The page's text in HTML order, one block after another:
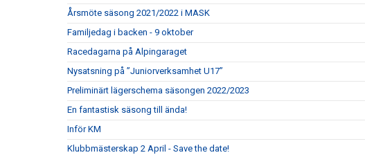
Årsmöte säsong 2021/2022 i MASK
Familjedag i backen - 9 oktober
Racedagarna på Alpingaraget
Nysatsning på ”Juniorverksamhet U17”
Preliminärt lägerschema säsongen 2022/2023
En fantastisk säsong till ända!
Inför KM
Klubbmästerskap 2 April - Save the date!